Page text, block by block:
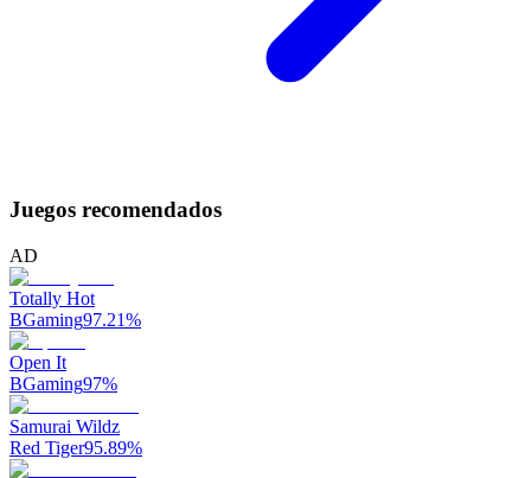
Juegos recomendados
AD
Totally Hot
BGaming97.21%
Open It
BGaming97%
Samurai Wildz
Red Tiger95.89%